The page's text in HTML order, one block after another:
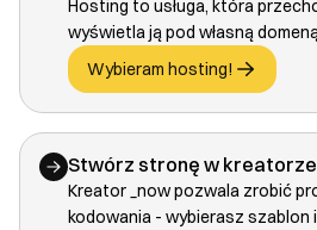
Hosting to usługa, która
wyświetla ją pod własną
Wybieram hosting!
Stwórz stronę w kreatorze
Kreator _now pozwala zrobić
kodowania - wybierasz szablon